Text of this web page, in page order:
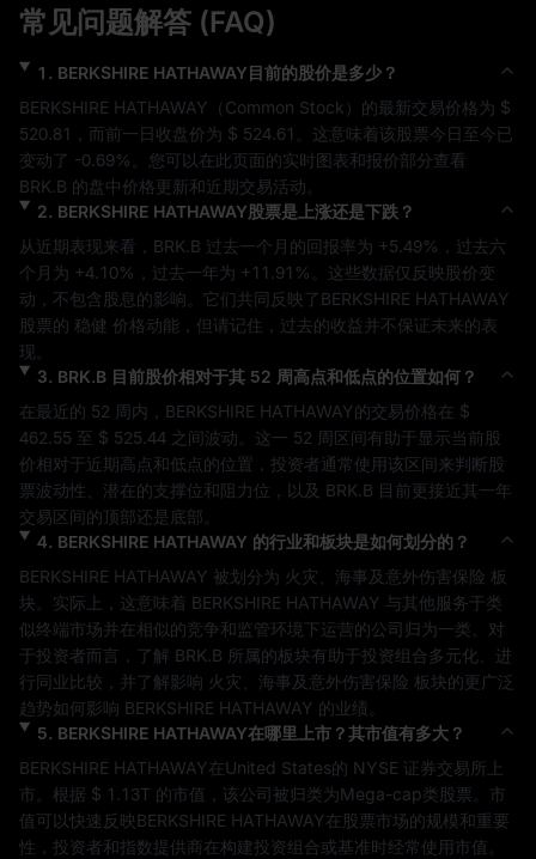
常见问题解答 (FAQ)
1 . BERKSHIRE HATHAWAY目前的股价是多少？
BERKSHIRE HATHAWAY （ Common Stock ）的最新交易价格为 $
520.81
，而前一日收盘价为 $ 524.61
。这意味着该股票今日至今已
变动了 -0.69%
BRK.B 的盘中价格更新和近期交易活动。
2. BERKSHIRE HATHAWAY股票是上涨还是下跌？
从近期表现来看， BRK.B 过去一个月的回报率为 +5.49%
，过去六
个月为 +4.10% ，过去一年为 +11.91%
。这些数据仅反映股价变
动，不包含股息的影响。它们共同反映了BERKSHIRE HATHAWAY
股票的 稳健 价格动能，但请记住，过去的收益并不保证未来的表
现。
3. BRK.B目前股价相对于其 52 周高点和低点的位置如何？
在最近的 52 周内， BERKSHIRE HATHAWAY的交易价格在 $
462.55 至 $ 525.44 之间波动。这一 52 周区间有助于显示当前股
价相对于近期高点和低点的位置，投资者通常使用该区间来判断股
票波动性、潜在的支撑位和阻力位，以及 BRK.B 目前更接近其一年
交易区间的顶部还是底部。
4. BERKSHIRE HATHAWAY 的行业和板块是如何划分的？
BERKSHIRE HATHAWAY 被划分为 火灾、海事及意外伤害保险 板
块。实际上，这意味着 BERKSHIRE HATHAWAY 与其他服务于类
似终端市场并在相似的竞争和监管环境下运营的公司归为一类。对
于投资者而言，了解 BRK.B 所属的板块有助于投资组合多元化、进
行同业比较，并了解影响 火灾、海事及意外伤害保险 板块的更广泛
趋势如何影响 BERKSHIRE HATHAWAY 的业绩。
5. BERKSHIRE HATHAWAY在哪里上市？其市值有多大？
BERKSHIRE HATHAWAY在United States的 NYSE 证券交易所上
市。根据 $ 1.13T 的市值，该公司被归类为Mega-cap类股票。市
值可以快速反映BERKSHIRE HATHAWAY在股票市场的规模和重要
性，投资者和指数提供商在构建投资组合或基准时经常使用市值。